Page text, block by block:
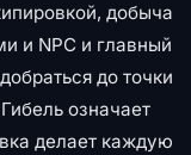
добыча
и NPC и главный
до точки
означает
делает каждую